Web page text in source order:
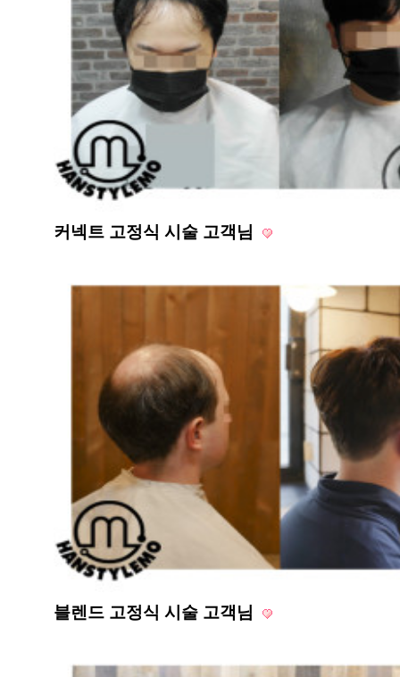
커넥트 고정식 시술 고객님
블렌드 고정식 시술 고객님